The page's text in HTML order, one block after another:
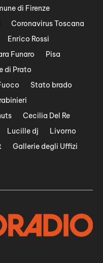
di Firenze
Coronavirus Toscana
Enrico Rossi
Funaro
Pisa
di Prato
Stato brado
Cecilia Del Re
Lucille dj
Livorno
Gallerie degli Uffizi